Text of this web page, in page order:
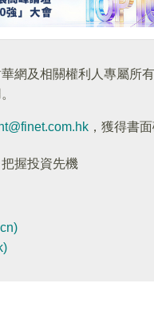
網及相關權利人專屬所
，獲得書
握投資先機